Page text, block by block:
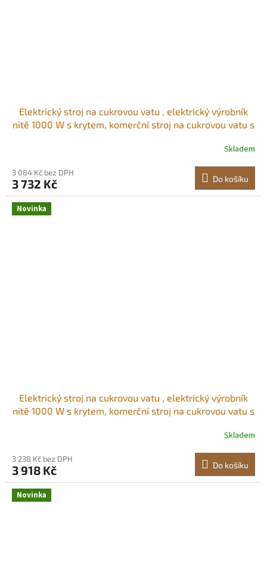
Elektrický stroj na cukrovou vatu , elektrický výrobník
nitě 1000 W s krytem, ​​komerční stroj na cukrovou vatu s
domácnost, karneval, narozeniny, rodinné oslavy, modrý
Skladem
3 084 Kč bez DPH
3 732 Kč Do košíku
Novinka
Elektrický stroj na cukrovou vatu , elektrický výrobník
nitě 1000 W s krytem, ​​komerční stroj na cukrovou vatu s
domácnost, karneval, narozeniny, rodinné oslavy, růžový
Skladem
3 238 Kč bez DPH
3 918 Kč Do košíku
Novinka